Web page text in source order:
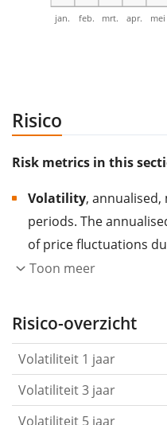
jan. feb. mrt. apr. mei
Risico
Risk metrics in this
Volatility, annualised,
periods. The
of price fluctuations
higher the volatility,
the past.
Assets with
based on the data for
that you can see if
became stronger or
Toon meer
Risico-overzicht
Volatiliteit 1 jaar
Volatiliteit 3 jaar
Volatiliteit 5 jaar